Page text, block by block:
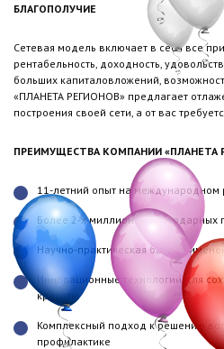
БЛАГОПОЛУЧИЕ
Сетевая модель включает в себя все
рентабельность, доходность,
больших капиталовложений,
«ПЛАНЕТА РЕГИОНОВ» предлагает
построения своей сети, а от вас
ПРЕИМУЩЕСТВА КОМПАНИИ «ПЛАНЕТА
11-летний опыт на международном
Более 2-х миллионов благодарных
Научно-практическая база
Инновационные технологии для
красоты
Комплексный подход к решению
профилактике